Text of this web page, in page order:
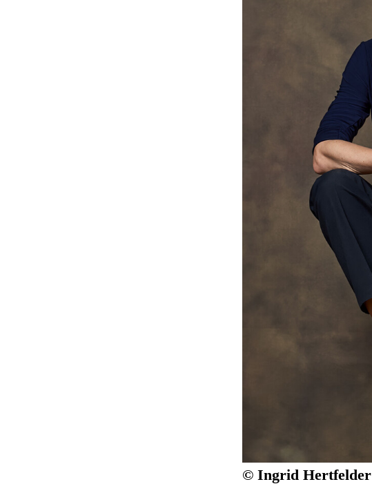
© Ingrid Hertfelder